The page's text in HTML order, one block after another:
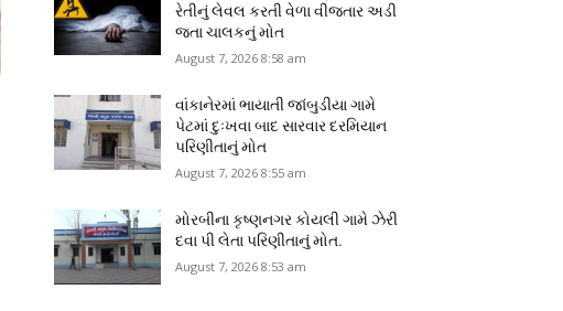
રેતીનું લેવલ કરતી વેળા વીજતાર અડી
જતા ચાલકનું મોત
August 7, 2026 8:58 am
વાંકાનેરમાં ભાયાતી જાંબુડીયા ગામે
પેટમાં દુઃખવા બાદ સારવાર દરમિયાન
પરિણીતાનું મોત
August 7, 2026 8:55 am
મોરબીના કૃષ્ણનગર કોયલી ગામે ઝેરી
દવા પી લેતા પરિણીતાનું મોત.
August 7, 2026 8:53 am